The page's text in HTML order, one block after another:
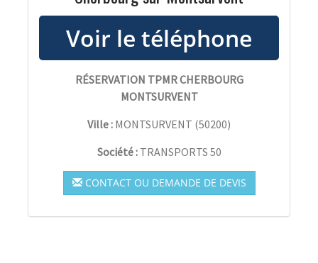
RÉSERVATION TPMR CHERBOURG
MONTSURVENT
Ville : MONTSURVENT (50200)
Société : TRANSPORTS 50
CONTACT OU DEMANDE DE DEVIS